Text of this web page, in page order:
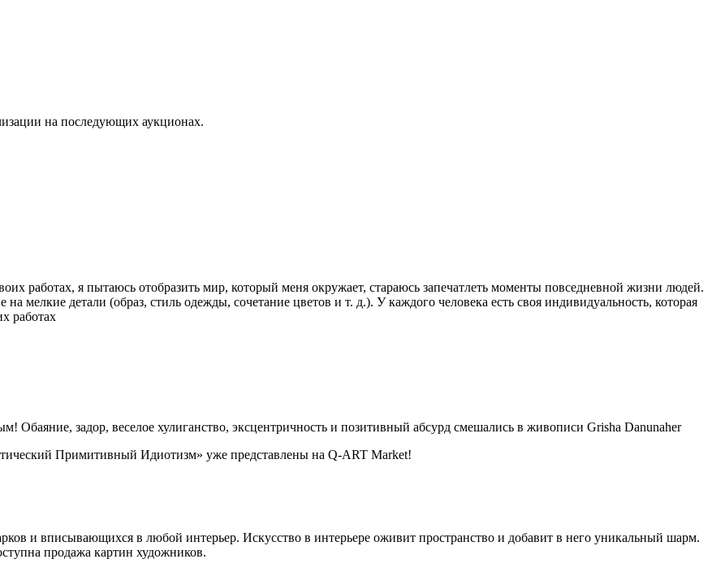
на последующих аукционах.
работах, я пытаюсь отобразить мир, который меня окружает, стараюсь запечатлеть моменты повседневной жизни людей.
мелкие детали (образ, стиль одежды, сочетание цветов и т. д.). У каждого человека есть своя индивидуальность, которая
работах
задор, веселое хулиганство, эксцентричность и позитивный абсурд смешались в живописи Grisha Danunaher
Примитивный Идиотизм» уже представлены на Q-ART Market!
и вписывающихся в любой интерьер. Искусство в интерьере оживит пространство и добавит в него уникальный шарм.
продажа картин художников.